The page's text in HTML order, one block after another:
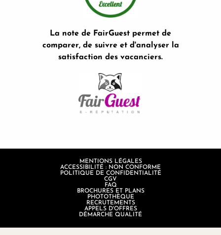
La note de FairGuest permet de
comparer, de suivre et d'analyser la
satisfaction des vacanciers.
MENTIONS LÉGALES
ACCESSIBILITÉ : NON CONFORME
POLITIQUE DE CONFIDENTIALITÉ
CGV
FAQ
BROCHURES ET PLANS
PHOTOTHÈQUE
RECRUTEMENTS
APPELS D'OFFRES
DÉMARCHE QUALITÉ